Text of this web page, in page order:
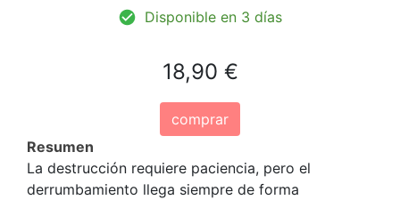
Disponible en 3 días
18,90 €
comprar
Resumen
La destrucción requiere paciencia, pero el
derrumbamiento llega siempre de forma